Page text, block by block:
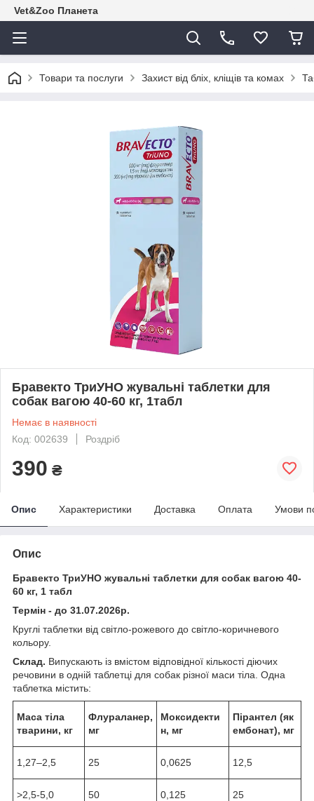
Vet&Zoo Планета
Товари та послуги Захист від бліх, кліщів та комах
Бравекто ТриУНО жувальні таблетки для
собак вагою 40-60 кг, 1табл
Немає в наявності
Код: 002639
Роздріб
390 ₴
Опис Характеристики Доставка Оплата Умови
Опис
Бравекто ТриУНО жувальні таблетки для собак вагою 40-
60 кг, 1 табл
Термін - до 31.07.2026р.
Круглі таблетки від світло-рожевого до світло-коричневого
кольору.
Склад. Випускають із вмістом відповідної кількості діючих
речовини в одній таблетці для собак різної маси тіла. Одна
таблетка містить:
Маса тіла
тварини, кг
Флураланер,
мг
Моксидекти
н, мг
Пірантел (як
ембонат), мг
1,27–2,5 25 0,0625 12,5
>2,5-5,0 50 0,125 25